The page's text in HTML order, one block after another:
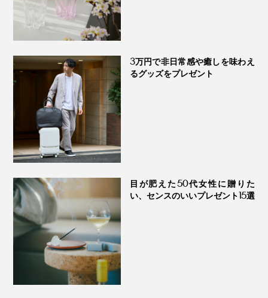
グレーの光の反射率は18％で、人間の肌や青空や雲、緑
の木々、あらゆる自然物の光の反射率も同じく平均
18％。
私たちが自然を眺める時、目は、力みのないリラックス
状態にありますが、『SERENE』のグレーを見る時
も、同じように目が安らいでいると言えるでしょう。ま
3万円で非日常感や癒しを味わえ
るグッズをプレゼント
目が肥えた50代女性に贈りた
い、センスのいいプレゼント15選